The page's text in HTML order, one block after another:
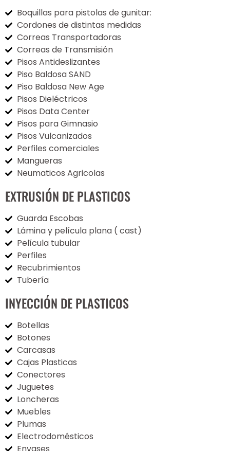
Boquillas para pistolas de gunitar:
Cordones de distintas medidas
Correas Transportadoras
Correas de Transmisión
Pisos Antideslizantes
Piso Baldosa SAND
Piso Baldosa New Age
Pisos Dieléctricos
Pisos Data Center
Pisos para Gimnasio
Pisos Vulcanizados
Perfiles comerciales
Mangueras
Neumaticos Agricolas
EXTRUSIÓN DE PLASTICOS
Guarda Escobas
Lámina y película plana ( cast)
Película tubular
Perfiles
Recubrimientos
Tubería
INYECCIÓN DE PLASTICOS
Botellas
Botones
Carcasas
Cajas Plasticas
Conectores
Juguetes
Loncheras
Muebles
Plumas
Electrodomésticos